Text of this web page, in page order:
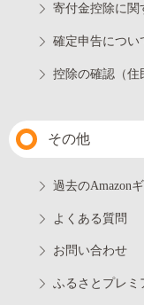
寄付金控除に関
確定申告につい
控除の確認（住
その他
過去のAmazon
よくある質問
お問い合わせ
ふるさとプレミ